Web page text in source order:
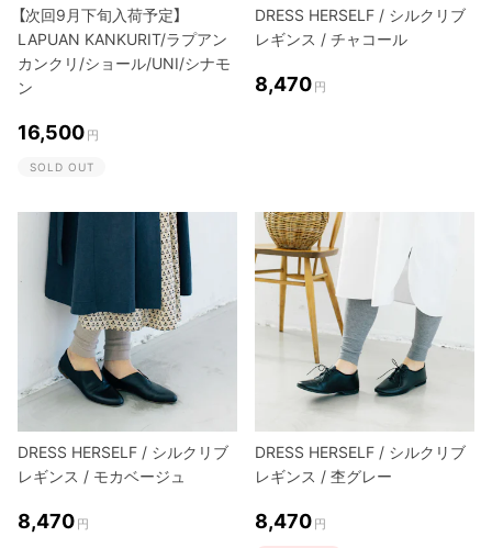
【次回9月下旬入荷予定】
LAPUAN KANKURIT/ラプアン
カンクリ/ショール/UNI/シナモ
ン
16,500 円
SOLD OUT
DRESS HERSELF / シルクリブ
レギンス / チャコール
8,470 円
DRESS HERSELF / シルクリブ
レギンス / モカベージュ
8,470 円
DRESS HERSELF / シルクリブ
レギンス / 杢グレー
8,470 円